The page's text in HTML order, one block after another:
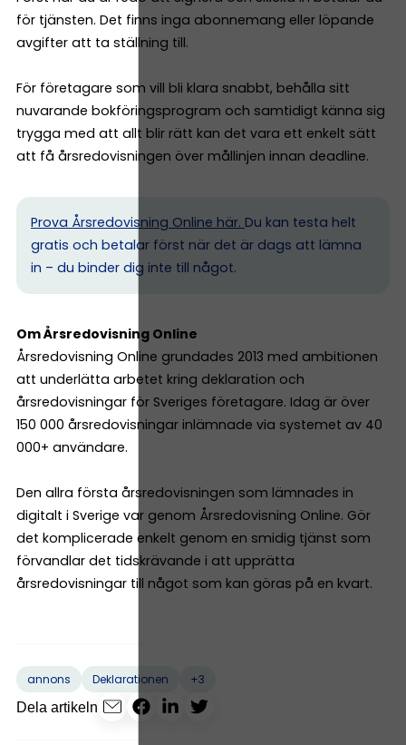
för tjänsten. Det finns inga abonnemang eller löpande
avgifter att ta ställning till.
För företagare som vill bli klara snabbt, behålla sitt
nuvarande bokföringsprogram och samtidigt känna sig
trygga med att allt blir rätt kan det vara ett enkelt sätt
att få årsredovisningen över mållinjen innan deadline.
Prova Årsredovisning Online här. Du kan testa helt
gratis och betalar först när det är dags att lämna
in – du binder dig inte till något.
Om Årsredovisning Online
Årsredovisning Online grundades 2013 med ambitionen
att underlätta arbetet kring deklaration och
årsredovisningar för Sveriges företagare. Idag är över
150 000 årsredovisningar inlämnade via systemet av 40
000+ användare.
Den allra första årsredovisningen som lämnades in
digitalt i Sverige var genom Årsredovisning Online. Gör
det komplicerade enkelt genom en smidig tjänst som
förvandlar det tidskrävande i att upprätta
årsredovisningar till något som kan göras på en kvart.
annons Deklarationen
+3
Dela artikeln